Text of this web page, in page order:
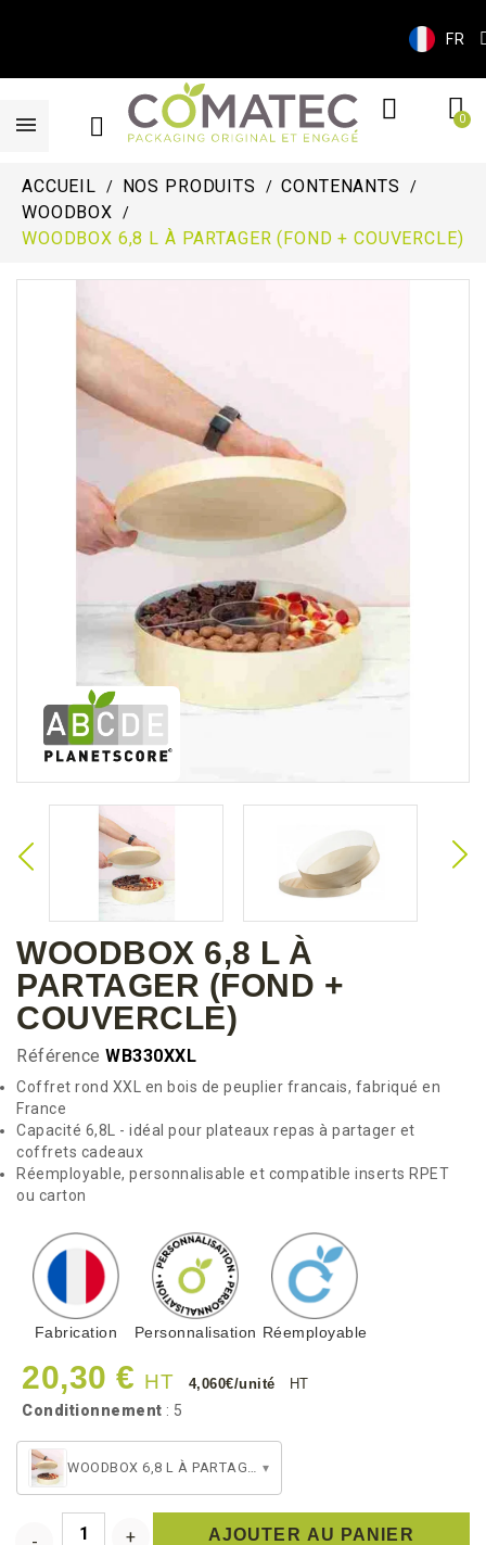
FR
ACCUEIL NOS PRODUITS
CONTENANTS
WOODBOX
WOODBOX 6,8 L À PARTAGER (FOND + COUVERCLE)
WOODBOX 6,8 L À
PARTAGER (FOND +
COUVERCLE)
Référence WB330XXL
Coffret rond XXL en bois de peuplier francais, fabriqué en
France
Capacité 6,8L - idéal pour plateaux repas à partager et
coffrets cadeaux
Réemployable, personnalisable et compatible inserts RPET
ou carton
Fabrication Personnalisation Réemployable
20,30 € HT 4,060€/unité HT
Conditionnement : 5
▾
AJOUTER AU PANIER